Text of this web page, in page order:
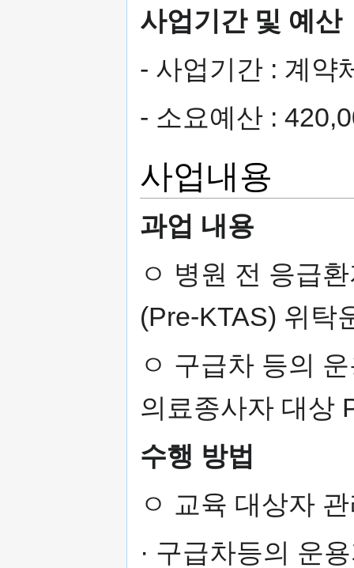
사업기간 및 예산
- 사업기간 : 계약
- 소요예산 :
사업내용
과업 내용
ㅇ 병원 전 응급
(Pre-KTAS) 위탁
ㅇ 구급차 등의
의료종사자 대상
수행 방법
ㅇ 교육 대상자
· 구급차등의 운